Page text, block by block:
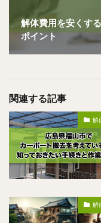
解体費用を安くす
ポイント
関連する記事
解
解